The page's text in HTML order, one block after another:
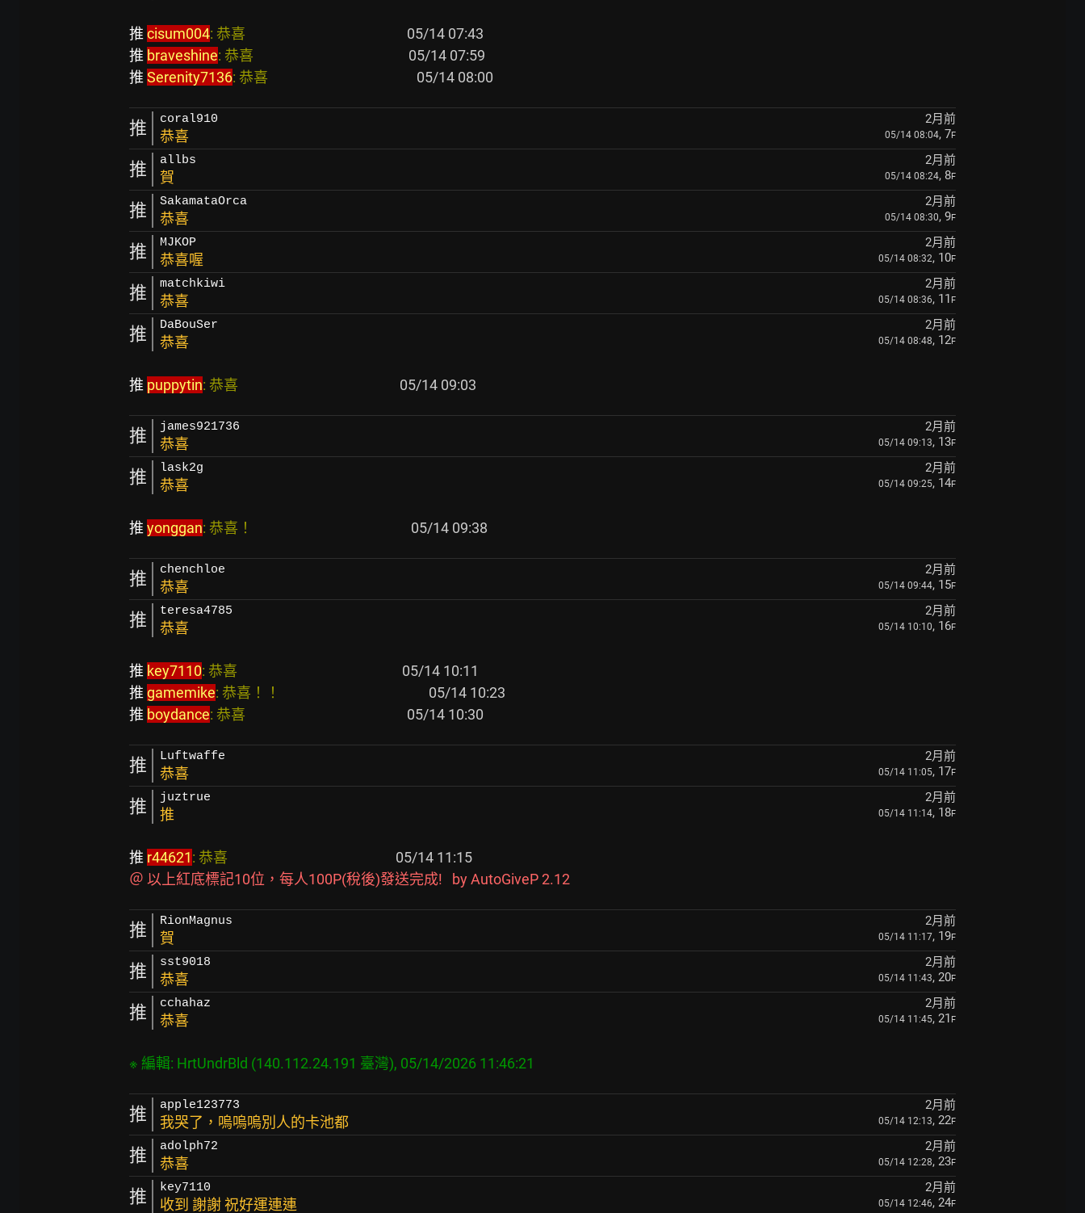
推 cisum004: 恭喜
推 braveshine: 恭喜
推 Serenity7136: 恭喜
推 coral910 2月前
恭喜 05/14 08:04, 7F
推 allbs 2月前
賀 05/14 08:24, 8F
推 SakamataOrca 2月前
恭喜 05/14 08:30, 9F
推 MJKOP 2月前
恭喜喔 05/14 08:32, 10F
推 matchkiwi 2月前
恭喜 05/14 08:36, 11 F
推 DaBouSer 2月前
恭喜 05/14 08:48, 12F
推 puppytin: 恭喜
推 james921736 2月前
恭喜 05/14 09:13, 13F
推 lask2g 2月前
恭喜 05/14 09:25, 14F
推 yonggan: 恭喜！
推 chenchloe 2月前
恭喜 05/14 09:44, 15F
推 teresa4785 2月前
恭喜 05/14 10:10, 16F
推 key7110: 恭喜
推 gamemike: 恭喜！！
推 boydance: 恭喜
推 Luftwaffe 2月前
恭喜 05/14 11:05, 17F
推 juztrue 2月前
推 05/14 11:14, 18F
推 r44621: 恭喜
＠ 以上紅底標記10位，每人100P(稅後)發送完成!   by AutoGiveP 2.12
推 RionMagnus 2月前
賀 05/14 11:17, 19F
推 sst9018 2月前
恭喜 05/14 11:43, 20F
推 cchahaz 2月前
恭喜 05/14 11:45, 21 F
推 apple123773 2月前
我哭了，嗚嗚嗚別人的卡池都 05/14 12:13, 22F
推 adolph72 2月前
恭喜 05/14 12:28, 23F
推 key7110 2月前
收到 謝謝 祝好運連連 05/14 12:46, 24F